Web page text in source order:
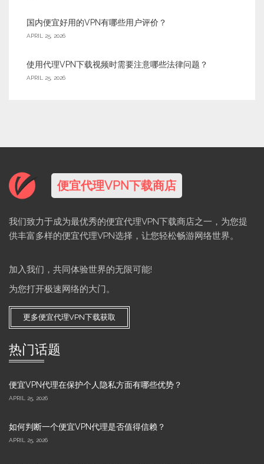
国内便宜好用的VPN有哪些用户评价？
APRIL 25, 2026
使用代理VPN下载视频时需要注意哪些法律问题？
APRIL 25, 2026
便宜代理VPN下载商店
我们致力于成为最优秀的便宜代理VPN下载商店之一，为您提
供丰富多样的便宜代理VPN选择，让您轻松畅游网络世界。
加入我们，共同体验世界的无限可能!
为您打开极速网络的大门。
更多便宜代理VPN下载获取
热门话题
便宜VPN代理在保护个人隐私方面有哪些优势？
APRIL 25, 2026
如何判断一个便宜VPN代理是否值得信赖？
APRIL 25, 2026